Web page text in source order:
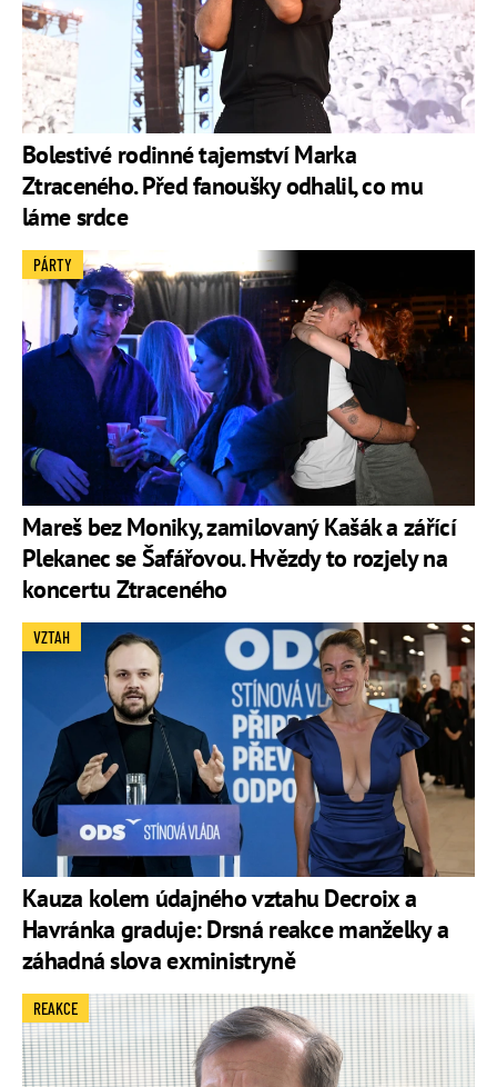
Bolestivé rodinné tajemství Marka
Ztraceného. Před fanoušky odhalil, co mu
láme srdce
Mareš bez Moniky, zamilovaný Kašák a zářící
Plekanec se Šafářovou. Hvězdy to rozjely na
koncertu Ztraceného
PÁRTY
Kauza kolem údajného vztahu Decroix a
Havránka graduje: Drsná reakce manželky a
záhadná slova exministryně
VZTAH
REAKCE